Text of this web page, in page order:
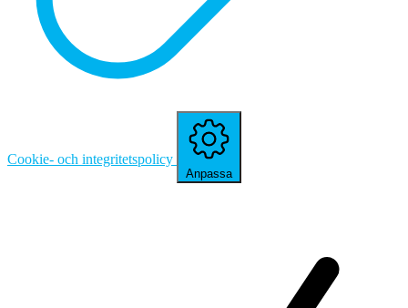
Cookie- och integritetspolicy
Anpassa